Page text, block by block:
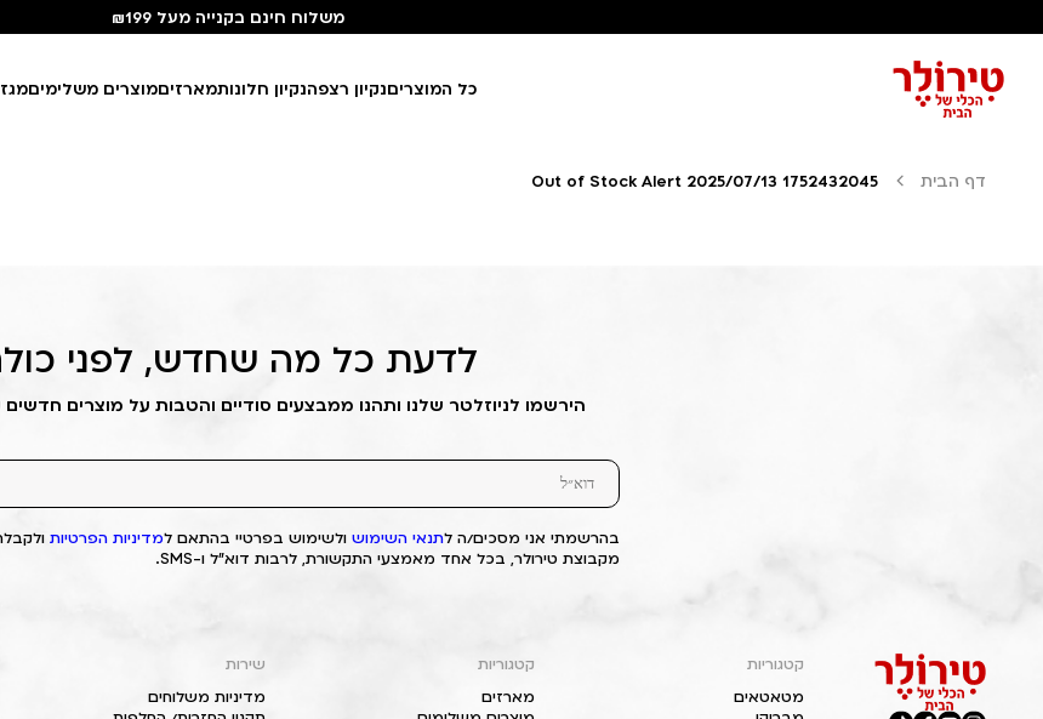
משלוח חינם בקנייה מעל ₪199
כל המוצריםנקיון רצפהנקיון חלונותמארזיםמוצרים משלימים
דף הבית Out of Stock Alert 2025/07/13 1752432045
לדעת כל מה שחדש, לפני
הירשמו לניוזלטר שלנו ותהנו ממבצעים סודיים והטבות על מוצרים
בהרשמתי אני מסכים/ה לתנאי השימוש ולשימוש בפרטיי בהתאם למדיניות הפרטיות
מקבוצת טירולר, בכל אחד מאמצעי התקשורת, לרבות דוא"ל ו-SMS.
קטגוריות
מטאטאים
קטגוריות
מארזים
שירות
מדיניות משלוחים